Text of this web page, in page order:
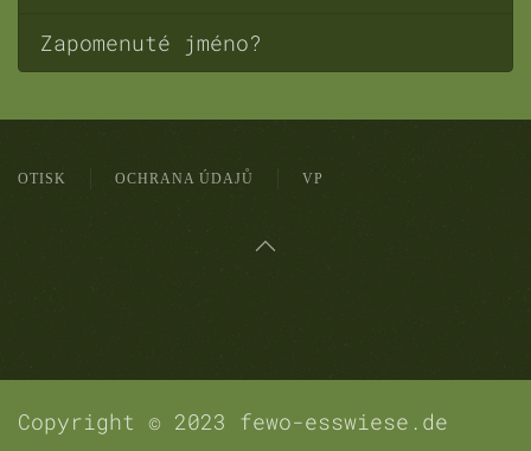
Zapomenuté jméno?
OTISK OCHRANA ÚDAJŮ VP
Copyright © 2023 fewo-esswiese.de